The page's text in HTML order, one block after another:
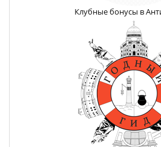
Клубные бонусы в